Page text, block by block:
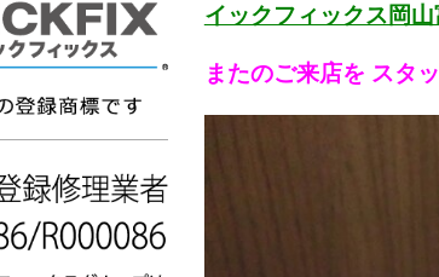
イックフィックス岡
またのご来店を スタ